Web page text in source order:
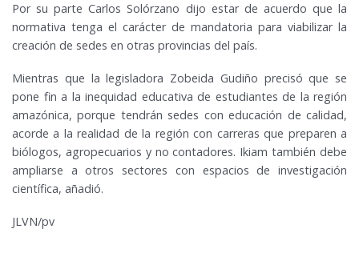
Por su parte Carlos Solórzano dijo estar de acuerdo que la
normativa tenga el carácter de mandatoria para viabilizar la
creación de sedes en otras provincias del país.
Mientras que la legisladora Zobeida Gudiño precisó que se
pone fin a la inequidad educativa de estudiantes de la región
amazónica, porque tendrán sedes con educación de calidad,
acorde a la realidad de la región con carreras que preparen a
biólogos, agropecuarios y no contadores. Ikiam también debe
ampliarse a otros sectores con espacios de investigación
científica, añadió.
JLVN/pv